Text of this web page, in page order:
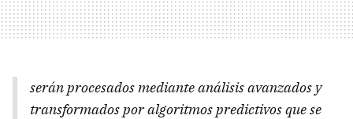
serán procesados mediante análisis avanzados y
transformados por algoritmos predictivos que se